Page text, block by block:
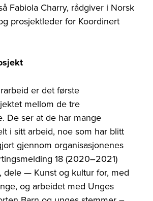
Fabiola Charry, rådgiver i Norsk
prosjektleder for Koordinert
er det første
mellom de tre
De ser at de har mange
i sitt arbeid, noe som har blitt
gjennom organisasjonenes
18 (2020–2021)
dele — Kunst og kultur for, med
og arbeidet med Unges